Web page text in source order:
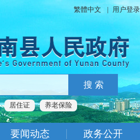
繁體中文 用户登录
搜 索
居住证 养老保险
要闻动态 政务公开